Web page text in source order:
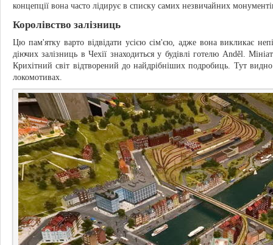
концепції вона часто лідирує в списку самих незвичайних
Королівство залізниць
Цю пам'ятку варто відвідати усією сім'єю, адже вона викликає
діючих залізниць в Чехії знаходиться у будівлі готелю Anděl.
Крихітний світ відтворений до найдрібніших подробиць. Тут видно
локомотивах.